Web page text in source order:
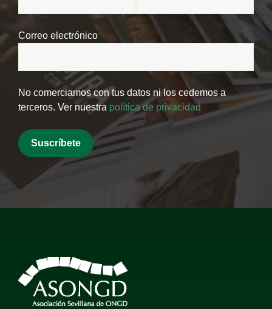
Correo electrónico
No comerciamos con tus datos ni los cedemos a
terceros. Ver nuestra política de privacidad